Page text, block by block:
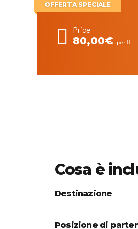
OFFERTA SPECIALE
Price
80,00€ per
Cosa è
Destinazione
Posizione di